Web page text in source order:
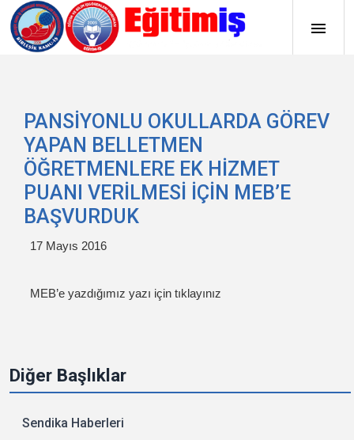
Diğer Başlıklar
Sendika Haberleri
PANSİYONLU OKULLARDA GÖREV
YAPAN BELLETMEN
ÖĞRETMENLERE EK HİZMET
PUANI VERİLMESİ İÇİN MEB’E
BAŞVURDUK
17 Mayıs 2016
MEB’e yazdığımız yazı için tıklayınız